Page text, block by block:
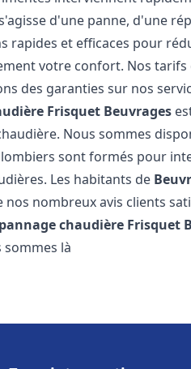
d'une panne, d'une
rapides et efficaces pour
votre confort. Nos
des garanties sur nos
Frisquet Beuvrages
Nous sommes
sont formés pour
Les habitants de
nos nombreux avis clients
chaudière Frisquet
sommes là